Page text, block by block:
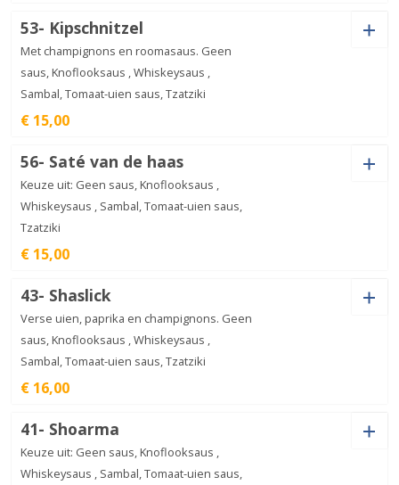
Saus
Kipfilet
speciaal
53- Kipschnitzel
Met champignons en roomasaus. Geen
saus, Knoflooksaus , Whiskeysaus ,
Sambal, Tomaat-uien saus, Tzatziki
€ 15,00
Saus
Kipschnitzel
aantal
56- Saté van de haas
Keuze uit: Geen saus, Knoflooksaus ,
Whiskeysaus , Sambal, Tomaat-uien saus,
Tzatziki
€ 15,00
Saus
Saté
van
aantal
43- Shaslick
Verse uien, paprika en champignons. Geen
saus, Knoflooksaus , Whiskeysaus ,
Sambal, Tomaat-uien saus, Tzatziki
€ 16,00
Saus
41- Shoarma
Keuze uit: Geen saus, Knoflooksaus ,
Whiskeysaus , Sambal, Tomaat-uien saus,